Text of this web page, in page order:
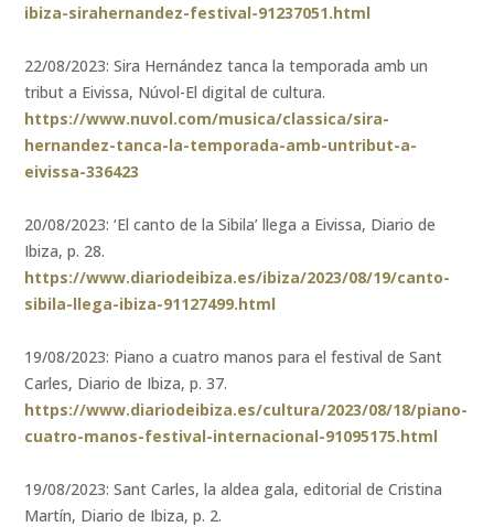
ibiza-sirahernandez-festival-91237051.html
22/08/2023: Sira Hernández tanca la temporada amb un
tribut a Eivissa, Núvol-El digital de cultura.
https://www.nuvol.com/musica/classica/sira-
hernandez-tanca-la-temporada-amb-untribut-a-
eivissa-336423
20/08/2023: ‘El canto de la Sibila’ llega a Eivissa, Diario de
Ibiza, p. 28.
https://www.diariodeibiza.es/ibiza/2023/08/19/canto-
sibila-llega-ibiza-91127499.html
19/08/2023: Piano a cuatro manos para el festival de Sant
Carles, Diario de Ibiza, p. 37.
https://www.diariodeibiza.es/cultura/2023/08/18/piano-
cuatro-manos-festival-internacional-91095175.html
19/08/2023: Sant Carles, la aldea gala, editorial de Cristina
Martín, Diario de Ibiza, p. 2.